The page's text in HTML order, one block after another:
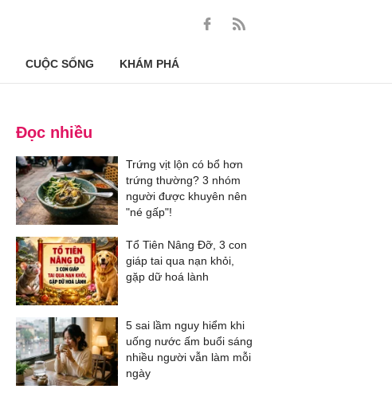
CUỘC SỐNG KHÁM PHÁ
Đọc nhiều
Trứng vịt lộn có bổ hơn
trứng thường? 3 nhóm
người được khuyên nên
"né gấp"!
Tổ Tiên Nâng Đỡ, 3 con
giáp tai qua nạn khỏi,
gặp dữ hoá lành
5 sai lầm nguy hiểm khi
uống nước ấm buổi sáng
nhiều người vẫn làm mỗi
ngày